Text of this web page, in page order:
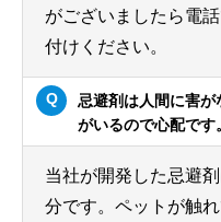
がございましたら電
付けください。
忌避剤は人間に害
がいるので心配です。
当社が開発した忌避
分です。ペットが触